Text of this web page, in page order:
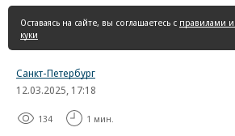
страница
Оставаясь на сайте, вы соглашаетесь с правилами
куки
Санкт-Петербург
12.03.2025, 17:18
134 1 мин.